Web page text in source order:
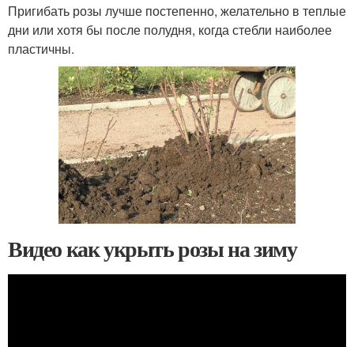
Пригибать розы лучше постепенно, желательно в теплые
дни или хотя бы после полудня, когда стебли наиболее
пластичны.
Видео как укрыть розы на зиму